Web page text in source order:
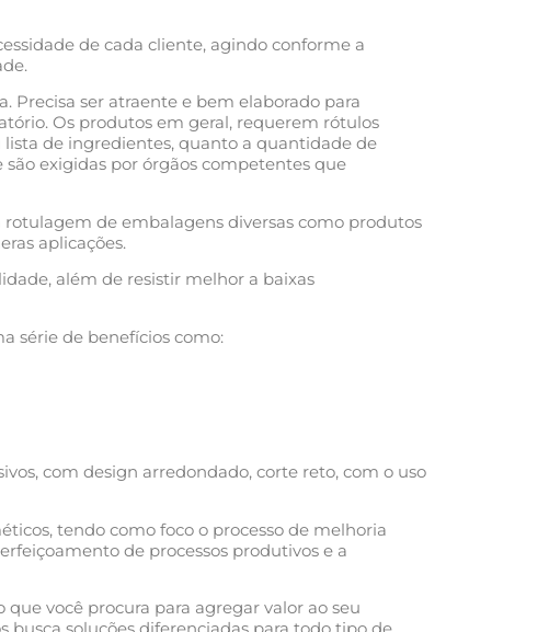
de cada cliente, agindo conforme a
Precisa ser atraente e bem elaborado para
Os produtos em geral, requerem rótulos
lista de ingredientes, quanto a quantidade de
exigidas por órgãos competentes que
de embalagens diversas como produtos
aplicações.
além de resistir melhor a baixas
série de benefícios como:
com design arredondado, corte reto, com o uso
tendo como foco o processo de melhoria
de processos produtivos e a
você procura para agregar valor ao seu